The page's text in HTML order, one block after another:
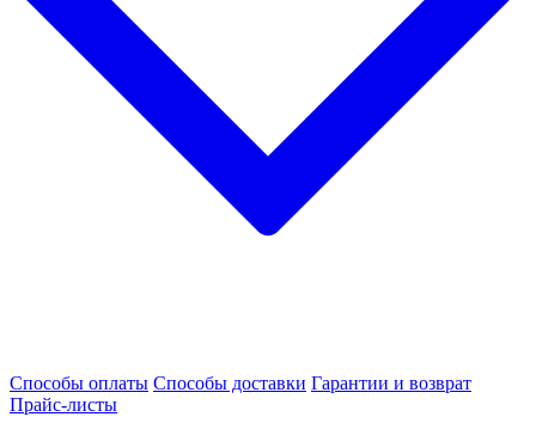
Способы оплаты Способы доставки Гарантии и возврат
Прайс-листы